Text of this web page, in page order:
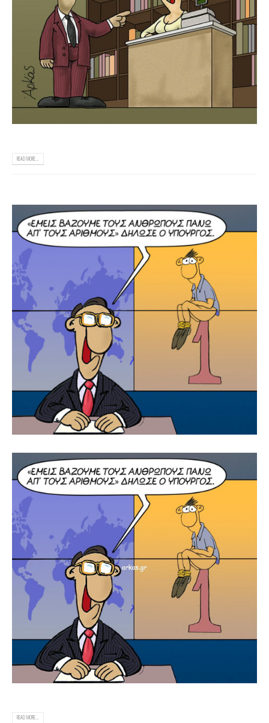
READ MORE...
READ MORE...